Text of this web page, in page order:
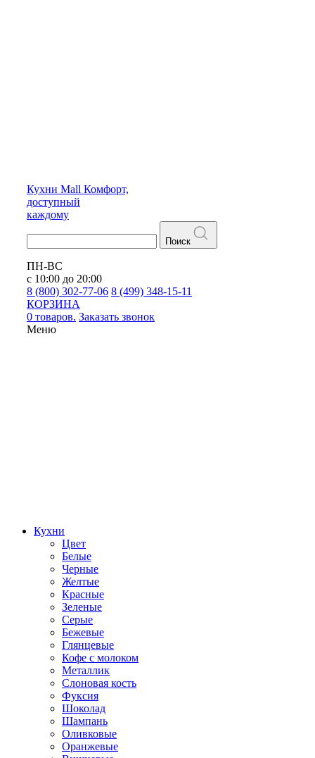
Кухни Mall Комфорт,
доступный
каждому
Поиск
ПН-ВС
с 10:00 до 20:00
8 (800) 302-77-06 8 (499) 348-15-11
КОРЗИНА
0 товаров. Заказать звонок
Меню
Кухни
Цвет
Белые
Черные
Желтые
Красные
Зеленые
Серые
Бежевые
Глянцевые
Кофе с молоком
Металлик
Слоновая кость
Фуксия
Шоколад
Шампань
Оливковые
Оранжевые